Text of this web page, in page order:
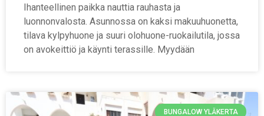
Ihanteellinen paikka nauttia rauhasta ja
luonnonvalosta. Asunnossa on kaksi makuuhuonetta,
tilava kylpyhuone ja suuri olohuone-ruokailutila, jossa
on avokeittiö ja käynti terassille. Myydään
BUNGALOW YLÄKERTA